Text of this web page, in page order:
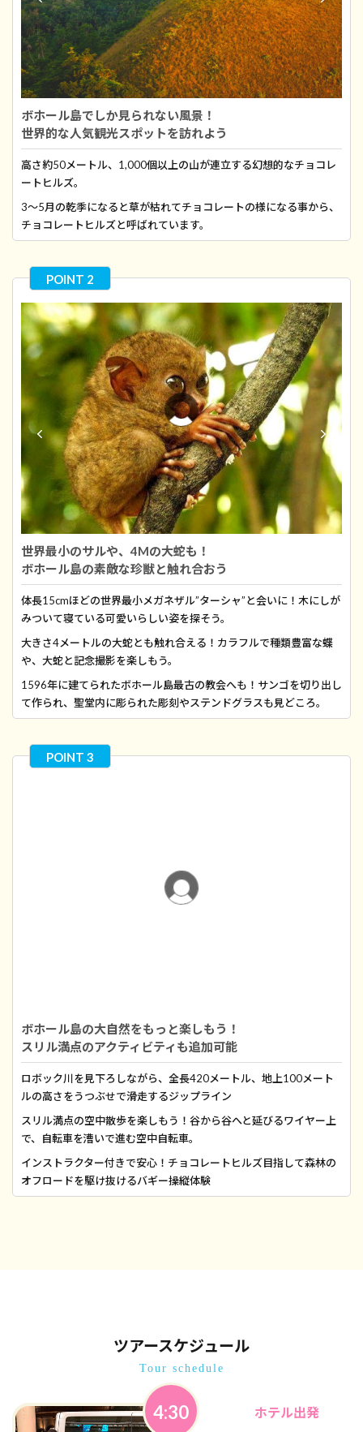
ボホール島でしか見られない風景！
世界的な人気観光スポットを訪れよう
高さ約50メートル、1,000個以上の山が連立する幻想的なチョコレ
ートヒルズ。
3〜5月の乾季になると草が枯れてチョコレートの様になる事から、
チョコレートヒルズと呼ばれています。
世界最小のサルや、4Mの大蛇も！
ボホール島の素敵な珍獣と触れ合おう
体長15cmほどの世界最小メガネザル”ターシャ”と会いに！木にしが
みついて寝ている可愛いらしい姿を探そう。
大きさ4メートルの大蛇とも触れ合える！カラフルで種類豊富な蝶
や、大蛇と記念撮影を楽しもう。
1596年に建てられたボホール島最古の教会へも！サンゴを切り出し
て作られ、聖堂内に彫られた彫刻やステンドグラスも見どころ。
ボホール島の大自然をもっと楽しもう！
スリル満点のアクティビティも追加可能
ロボック川を見下ろしながら、全長420メートル、地上100メート
ルの高さをうつぶせで滑走するジップライン
スリル満点の空中散歩を楽しもう！谷から谷へと延びるワイヤー上
で、自転車を漕いで進む空中自転車。
インストラクター付きで安心！チョコレートヒルズ目指して森林の
オフロードを駆け抜けるバギー操縦体験
ツアースケジュール
Tour schedule
4:30 ホテル出発